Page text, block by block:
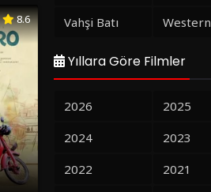
8.6
Vahşi Batı
Western
Yıllara Göre Filmler
2026
2025
2024
2023
2022
2021